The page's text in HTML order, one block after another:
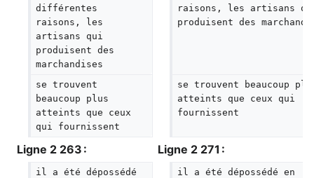
différentes
raisons, les
artisans qui
produisent des
marchandises
raisons, les artisans
produisent des
se trouvent
beaucoup plus
atteints que ceux
qui fournissent
se trouvent beaucoup
atteints que ceux qui
fournissent
Ligne 2 263 : Ligne 2 271 :
il a été dépossédé
il a été dépossédé en